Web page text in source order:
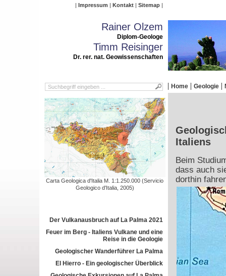
Impressum Kontakt Sitemap
Rainer Olzem
Diplom-Geologe
Timm Reisinger
Dr. rer. nat. Geowissenschaften
Home Geologie
Carta Geologica d'Italia M. 1:1.250.000 (Servicio
Geologico d'Italia, 2005)
Der Vulkanausbruch auf La Palma 2021
Feuer im Berg - Italiens Vulkane und eine
Reise in die Geologie
Geologischer Wanderführer La Palma
El Hierro - Ein geologischer Überblick
Italiens
Beim
dass auch
dorthin